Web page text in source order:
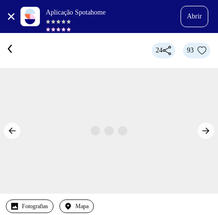
Aplicação Spotahome
Abrir
24 93
Fotografias Mapa